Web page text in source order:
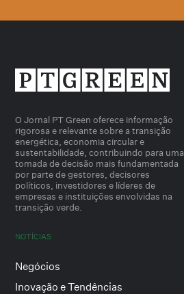
O Jornal PT Green oferece informação
rigorosa e relevante sobre a transição
energética, economia circular e
sustentabilidade, contribuindo para uma
tomada de decisão mais fundamentada
por parte de gestores, decisores
políticos, investidores e líderes de
empresas e instituições envolvidas na
transição verde.
NOTÍCIAS
Negócios
Inovação e Tendências